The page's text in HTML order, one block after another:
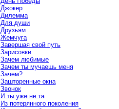
Джокер
Дилемма
Для души
Друзьям
Жемчуга
Завершая свой путь
Зарисовки
Зачем любимые
Зачем ты мучаешь меня
Зачем?
Зашторенные окна
Звонок
И ты уже не та
Из потерянного поколения